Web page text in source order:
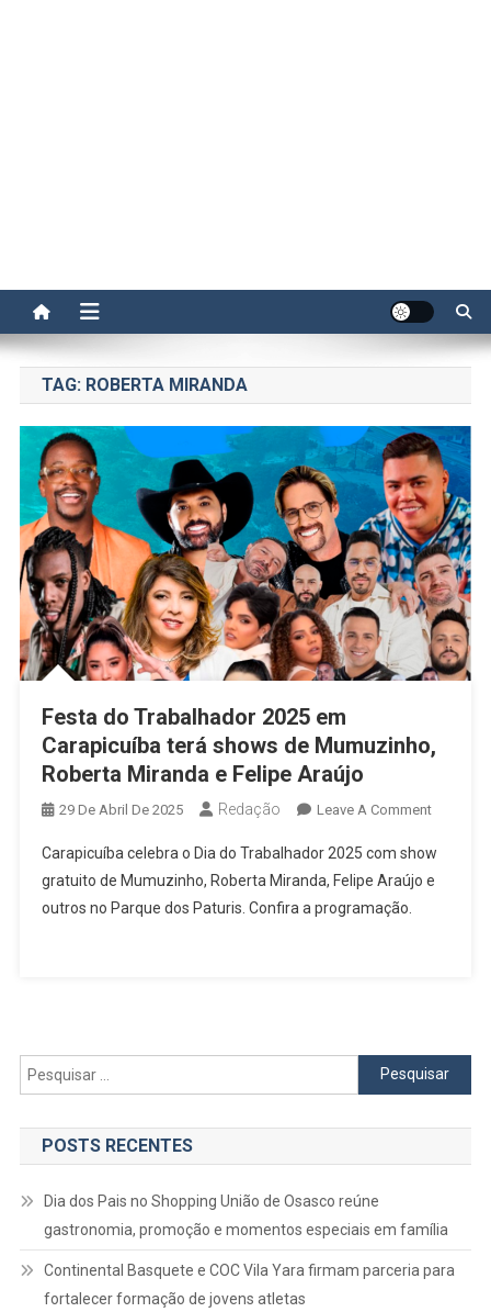
TAG: ROBERTA MIRANDA
Festa do Trabalhador 2025 em
Carapicuíba terá shows de Mumuzinho,
Roberta Miranda e Felipe Araújo
29 De Abril De 2025 Redação Leave A CommentOn
Do
Felipe
Carapicuíba celebra o Dia do Trabalhador 2025 com show
gratuito de Mumuzinho, Roberta Miranda, Felipe Araújo e
outros no Parque dos Paturis. Confira a programação.
Pesquisar
por:
POSTS RECENTES
Dia dos Pais no Shopping União de Osasco reúne
gastronomia, promoção e momentos especiais em família
Continental Basquete e COC Vila Yara firmam parceria para
fortalecer formação de jovens atletas